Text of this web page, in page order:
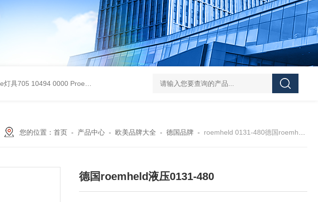
灯具705 10494 0000 Proemion wireless 4001德国Proemion模块CANlink wireless 4001 asutec ASU-
您的位置： 首页- 产品中心- 欧美品牌大全 - 德国品牌 - roemheld 0131-480德国roemheld液压0131-480
德国roemheld液压0131-480